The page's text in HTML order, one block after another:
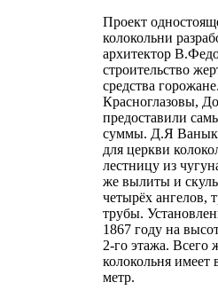
Проект
колокольни
архитектор
строительство
средства
Красноглазовы,
предоставили
суммы. Д.Я
для церкви
лестницу из
же вылиты и
четырёх ангелов,
трубы.
1867 году на
2-го этажа. Всего
колокольня имеет
метр.